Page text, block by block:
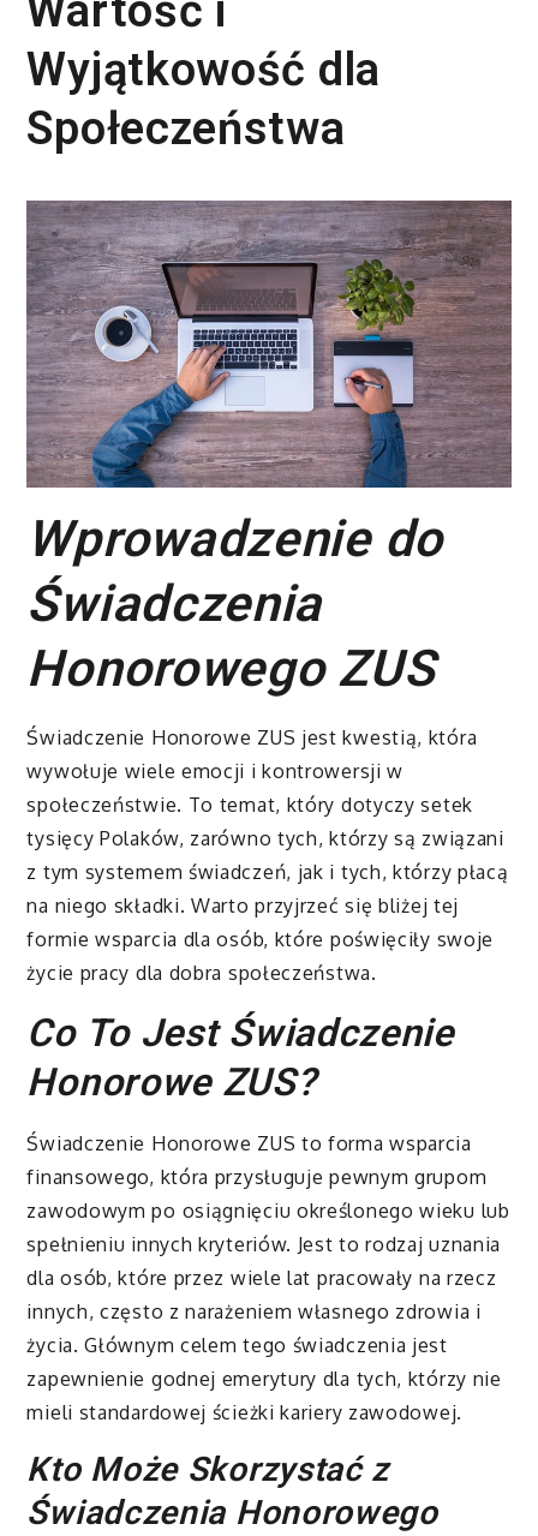
Wartość i
Wyjątkowość dla
Społeczeństwa
Wprowadzenie do
Świadczenia
Honorowego ZUS
Świadczenie Honorowe ZUS jest kwestią, która
wywołuje wiele emocji i kontrowersji w
społeczeństwie. To temat, który dotyczy setek
tysięcy Polaków, zarówno tych, którzy są związani
z tym systemem świadczeń, jak i tych, którzy płacą
na niego składki. Warto przyjrzeć się bliżej tej
formie wsparcia dla osób, które poświęciły swoje
życie pracy dla dobra społeczeństwa.
Co To Jest Świadczenie
Honorowe ZUS?
Świadczenie Honorowe ZUS to forma wsparcia
finansowego, która przysługuje pewnym grupom
zawodowym po osiągnięciu określonego wieku lub
spełnieniu innych kryteriów. Jest to rodzaj uznania
dla osób, które przez wiele lat pracowały na rzecz
innych, często z narażeniem własnego zdrowia i
życia. Głównym celem tego świadczenia jest
zapewnienie godnej emerytury dla tych, którzy nie
mieli standardowej ścieżki kariery zawodowej.
Kto Może Skorzystać z
Świadczenia Honorowego